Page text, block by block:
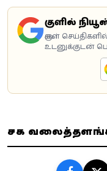
கூகுளில்
கூகுள்
உடனுக்குடன்
சமூக